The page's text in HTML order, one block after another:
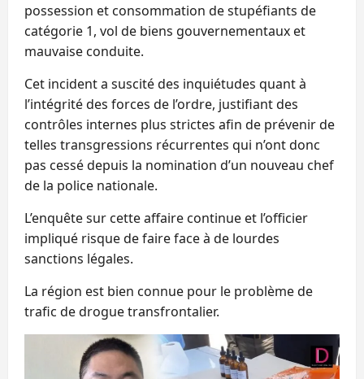
possession et consommation de stupéfiants de
catégorie 1, vol de biens gouvernementaux et
mauvaise conduite.
Cet incident a suscité des inquiétudes quant à
l’intégrité des forces de l’ordre, justifiant des
contrôles internes plus strictes afin de prévenir de
telles transgressions récurrentes qui n’ont donc
pas cessé depuis la nomination d’un nouveau chef
de la police nationale.
L’enquête sur cette affaire continue et l’officier
impliqué risque de faire face à de lourdes
sanctions légales.
La région est bien connue pour le problème de
trafic de drogue transfrontalier.